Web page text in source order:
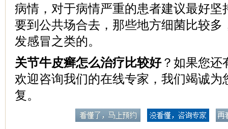
病情，对于病情严重的患者建议最好坚
要到公共场合去，那些地方细菌比较多
发感冒之类的。
关节牛皮癣怎么治疗比较好？如果您还
欢迎咨询我们的在线专家，我们竭诚为
复。